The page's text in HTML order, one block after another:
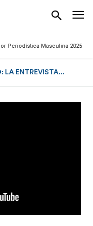
Masculina 2025
LA ENTREVISTA...